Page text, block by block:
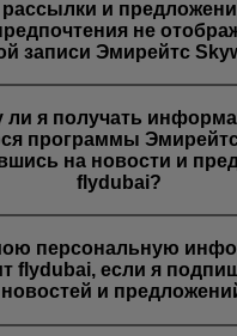
Эмирейтс, Эмирейтс
были
рассылки и
не
записи Эмирейтс
номерами
или указанное вами
в вашей учетной
в учетную запись
ли я получать
программы
на новости и
flydubai?
включая промоакции
персональную
flydubai, если я
и